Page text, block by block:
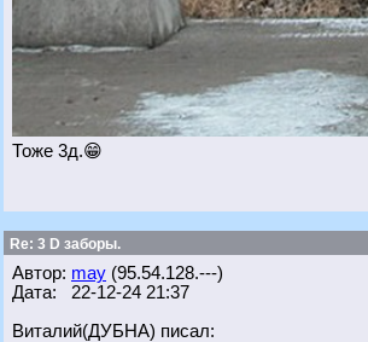
Тоже 3д.😁
Re: 3 D заборы.
Автор: may (95.54.128.---)
Дата: 22-12-24 21:37
Виталий(ДУБНА) писал: